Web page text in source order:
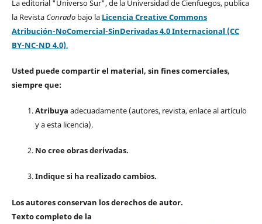
La editorial "Universo Sur", de la Universidad de Cienfuegos, publica
la Revista Conradobajo la Licencia Creative Commons
Atribución-NoComercial-SinDerivadas 4.0 Internacional (CC
BY-NC-ND 4.0).
Usted puede compartir el material, sin fines comerciales,
siempre que:
Atribuya adecuadamente (autores, revista, enlace al artículo
y a esta licencia).
No cree obras derivadas.
Indique si ha realizado cambios.
Los autores conservan los derechos de autor.
Texto completo de la